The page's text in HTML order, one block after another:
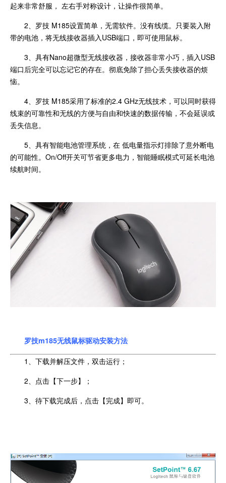
起来非常舒服， 左右手对称设计，让操作很简单。
2、罗技 M185设置简单，无需软件。没有线缆。只要装入附
带的电池，将无线接收器插入USB端口，即可使用鼠标。
3、具有Nano超微型无线接收器，接收器非常小巧，插入USB
端口后完全可以忘记它的存在。彻底免除了担心丢失接收器的烦
恼。
4、罗技 M185采用了标准的2.4 GHz无线技术，可以同时获得
线束的可靠性和无线的方便与自由和快速的数据传输，不会延误或
丢失信息。
5、具有智能电池管理系统，在 低电量指示灯排除了意外断电
的可能性。On/Off开关可节省更多电力，智能睡眠模式可延长电池
续航时间。
罗技m185无线鼠标驱动安装方法
1、下载并解压文件，双击运行；
2、点击【下一步】；
3、待下载完成后，点击【完成】即可。